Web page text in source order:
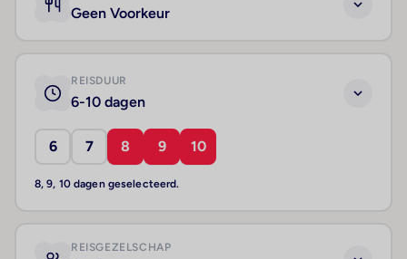
Geen Voorkeur
REISDUUR
6-10 dagen
6 7 8 9 10
8, 9, 10 dagen geselecteerd.
REISGEZELSCHAP